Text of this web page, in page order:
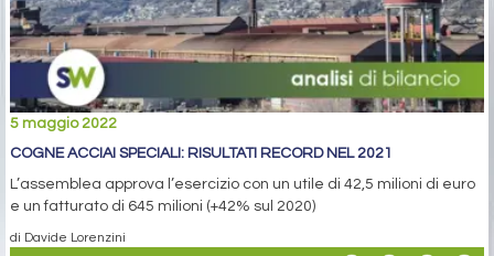
5 maggio 2022
COGNE ACCIAI SPECIALI: RISULTATI RECORD NEL 2021
L’assemblea approva l’esercizio con un utile di 42,5 milioni di euro
e un fatturato di 645 milioni (+42% sul 2020)
di Davide Lorenzini